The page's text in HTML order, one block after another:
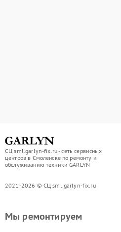
СЦ sml.garlyn-fix.ru - сеть сервисных
центров в Смоленске по ремонту и
обслуживанию техники GARLYN
2021-2026 © СЦ sml.garlyn-fix.ru
Мы ремонтируем